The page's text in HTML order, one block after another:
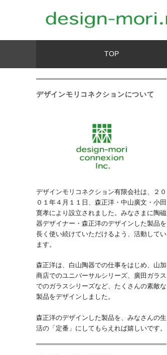
TOP
デザインモリコネクションについて
デザインモリコネクション有限会社は、２０
０１年４月１１日、森正洋・中山廣文・小田
寛孝により設立されました。みなさまに陶磁
器デザイナー・森正洋のデザインした製品を
長く使い続けていただけるよう、活動してい
ます。
森正洋は、白山陶器での仕事をはじめ、山加
商店でのユニバーサルシリーズ、廣田ガラス
でのガラスシリーズなど、たくさんの素敵な
製品をデザインしました。
森正洋のデザインした製品を、みなさんの生
活の「定番」にしてもらえれば嬉しいです。